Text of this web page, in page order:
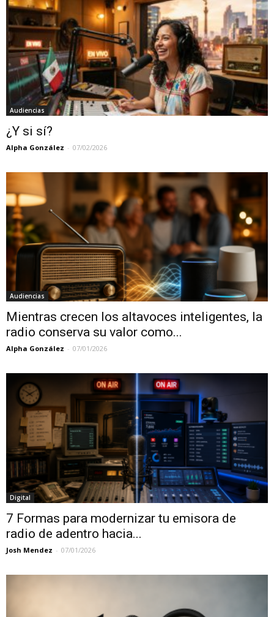
Audiencias
¿Y si sí?
Alpha González - 07/02/2026
Audiencias
Mientras crecen los altavoces inteligentes, la
radio conserva su valor como...
Alpha González - 07/01/2026
Digital
7 Formas para modernizar tu emisora de
radio de adentro hacia...
Josh Mendez - 07/01/2026